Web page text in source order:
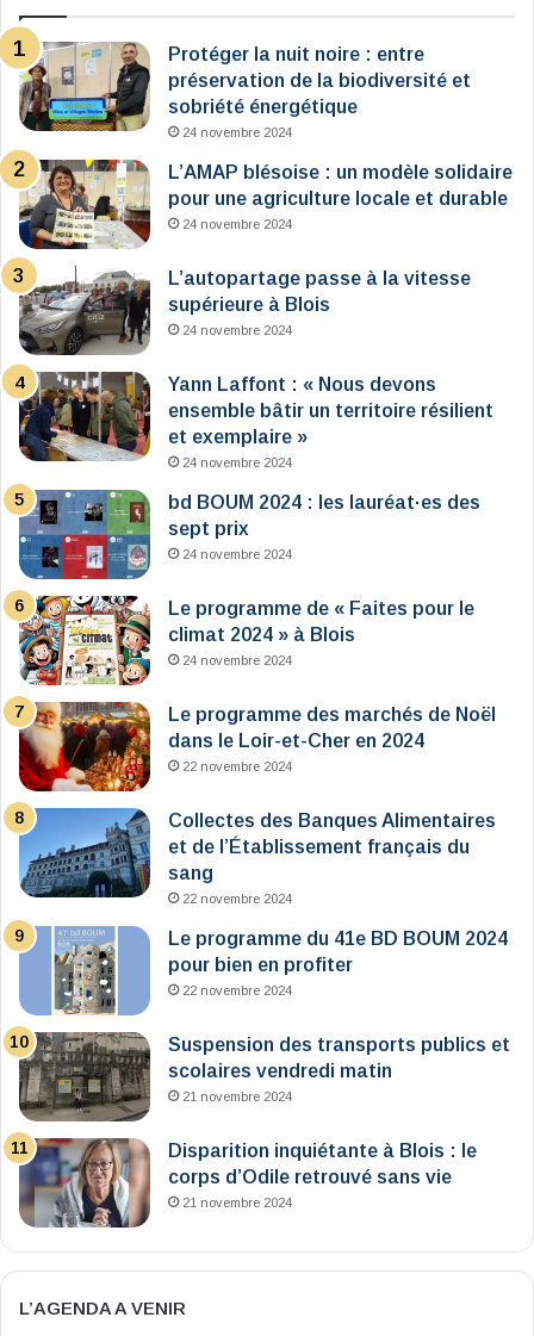
Protéger la nuit noire : entre
préservation de la biodiversité et
sobriété énergétique
24 novembre 2024
L’AMAP blésoise : un modèle solidaire
pour une agriculture locale et durable
24 novembre 2024
L’autopartage passe à la vitesse
supérieure à Blois
24 novembre 2024
Yann Laffont : « Nous devons
ensemble bâtir un territoire résilient
et exemplaire »
24 novembre 2024
bd BOUM 2024 : les lauréat·es des
sept prix
24 novembre 2024
Le programme de « Faites pour le
climat 2024 » à Blois
24 novembre 2024
Le programme des marchés de Noël
dans le Loir-et-Cher en 2024
22 novembre 2024
Collectes des Banques Alimentaires
et de l’Établissement français du
sang
22 novembre 2024
Le programme du 41e BD BOUM 2024
pour bien en profiter
22 novembre 2024
Suspension des transports publics et
scolaires vendredi matin
21 novembre 2024
Disparition inquiétante à Blois : le
corps d’Odile retrouvé sans vie
21 novembre 2024
L’AGENDA A VENIR